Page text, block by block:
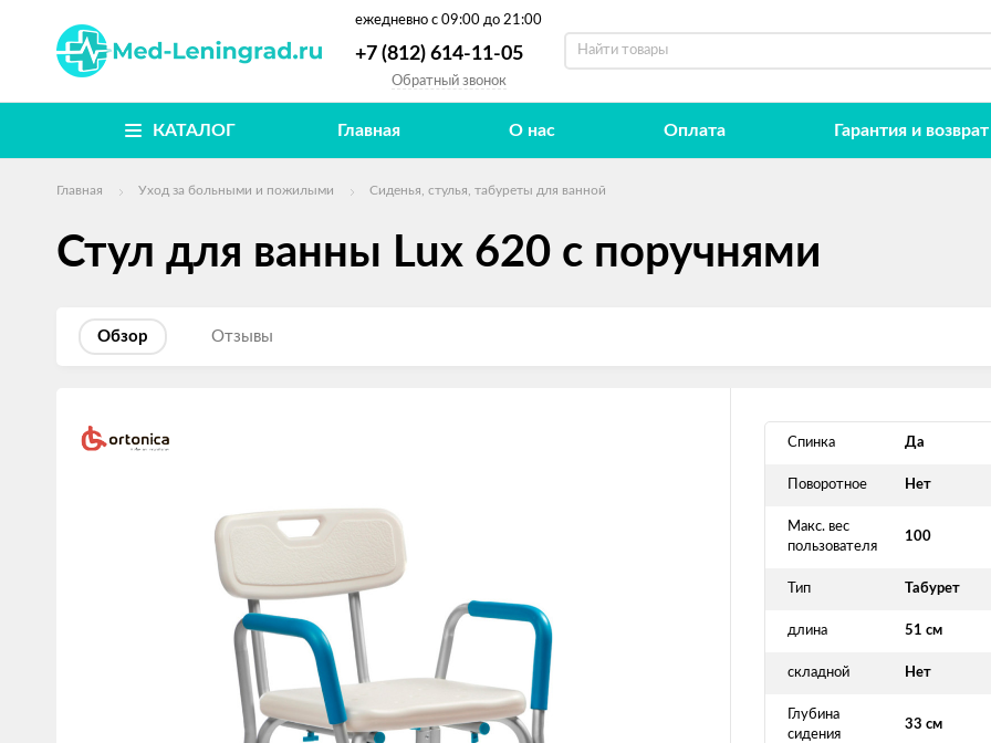
ежедневно с 09:00 до 21:00
+7 (812) 614-11-05
Обратный звонок
КАТАЛОГ Главная О нас Оплата Гарантия и возврат
Главная Уход за больными и пожилыми Сиденья, стулья, табуреты для ванной
Стул для ванны Lux 620 с поручнями
Обзор Отзывы
Спинка Да
Поворотное Нет
Макс. вес
пользователя
100
Тип Табурет
длина 51 см
складной Нет
Глубина
сидения
33 см